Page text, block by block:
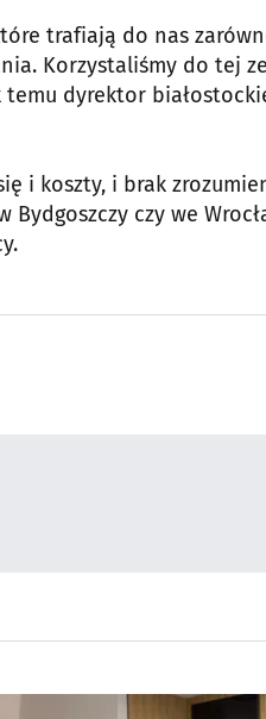
trafiają do nas
Korzystaliśmy do tej
dyrektor
i koszty, i brak
czy we